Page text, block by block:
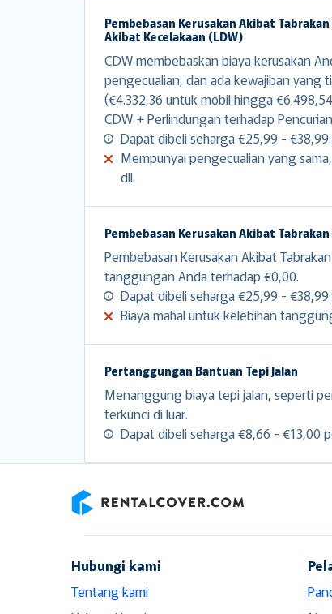
Pembebasan Kerusakan Akibat
Akibat Kecelakaan (LDW)
CDW membebaskan biaya kerusakan
pengecualian, dan ada kewajiban
(€4.332,36 untuk mobil hingga
CDW + Perlindungan terhadap
Dapat dibeli seharga €25,99 - €38,99
Mempunyai pengecualian yang
dll.
Pembebasan Kerusakan Akibat Tabrakan
Pembebasan Kerusakan Akibat
tanggungan Anda terhadap €0,00.
Dapat dibeli seharga €25,99 - €38,99
Biaya mahal untuk kelebihan
Pertanggungan Bantuan Tepi Jalan
Menanggung biaya tepi jalan, seperti
terkunci di luar.
Dapat dibeli seharga €8,66 - €13,00
Hubungi kami
Tentang kami